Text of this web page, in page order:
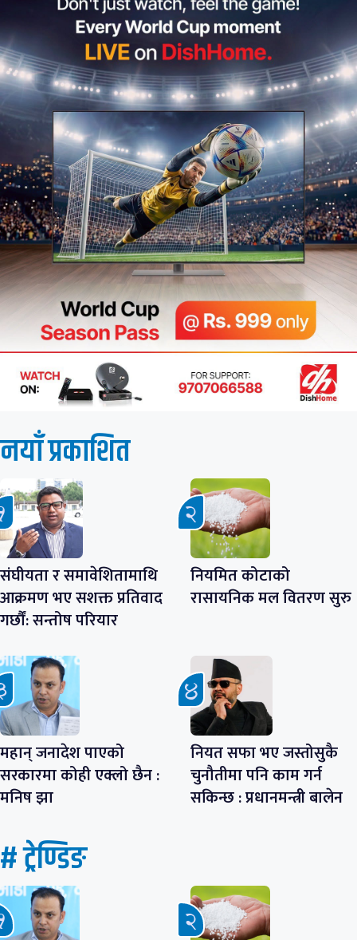
नयाँ प्रकाशित
संघीयता र समावेशितामाथि
आक्रमण भए सशक्त प्रतिवाद
गर्छौं: सन्तोष परियार
नियमित कोटाको
रासायनिक मल वितरण सुरु
महान् जनादेश पाएको
सरकारमा कोही एक्लो छैन :
मनिष झा
नियत सफा भए जस्तोसुकै
चुनौतीमा पनि काम गर्न
सकिन्छ : प्रधानमन्त्री बालेन
# ट्रेण्डिङ